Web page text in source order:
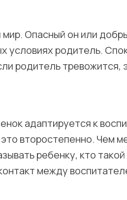
Опасный он или
условиях родитель.
родитель тревожится,
адаптируется к
второстепенно. Чем
ребенку, кто
между